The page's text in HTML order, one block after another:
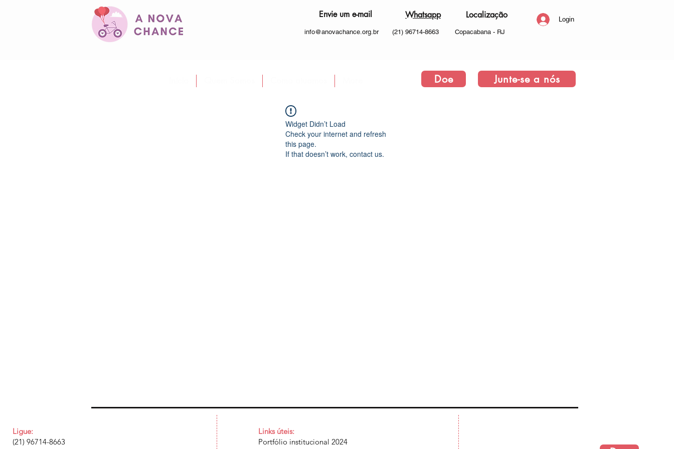
Envie um e-mail
info@anovachance.org.br
Whatsapp
(21) 96714-8663
Localização
Copacabana - RJ
Login
Doe Junte-se a nós
Widget Didn’t Load
Check your internet and refresh
this page.
If that doesn’t work, contact us.
Ligue:
(21) 96714-8663
Links úteis:
Portfólio institucional 2024